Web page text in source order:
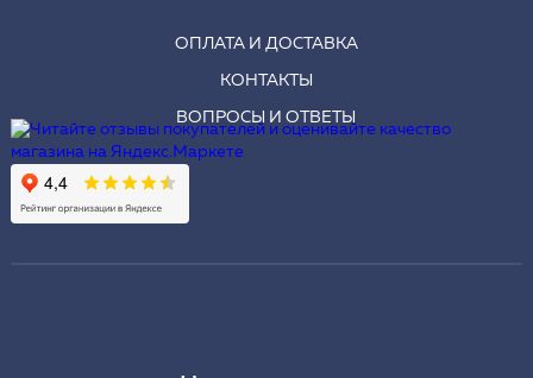
ОПЛАТА И ДОСТАВКА
КОНТАКТЫ
ВОПРОСЫ И ОТВЕТЫ